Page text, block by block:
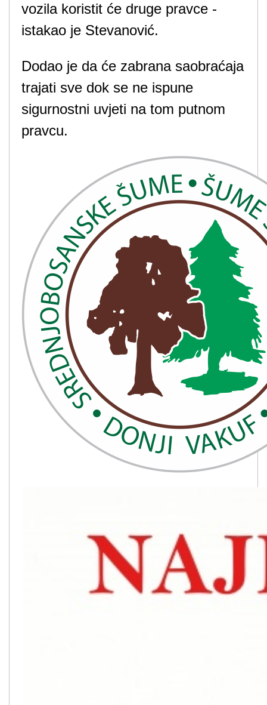
vozila koristit će druge pravce -
istakao je Stevanović.
Dodao je da će zabrana saobraćaja
trajati sve dok se ne ispune
sigurnostni uvjeti na tom putnom
pravcu.